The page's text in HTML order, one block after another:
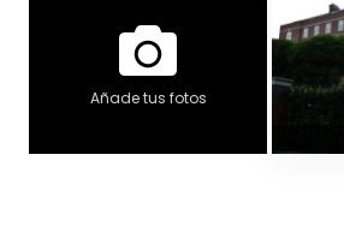
Añade tus fotos